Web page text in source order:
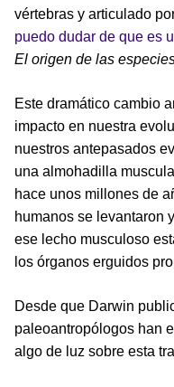
vértebras y articulado
puedo dudar de que es
El origen de las
Este dramático cambio
impacto en nuestra
nuestros antepasados
una almohadilla
hace unos millones de
humanos se levantaron
ese lecho musculoso
los órganos erguidos
Desde que Darwin
paleoantropólogos han
algo de luz sobre esta